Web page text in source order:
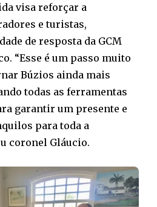
visa reforçar a
e turistas,
de resposta da GCM
“Esse é um passo muito
Búzios ainda mais
todas as ferramentas
garantir um presente e
para toda a
coronel Gláucio.